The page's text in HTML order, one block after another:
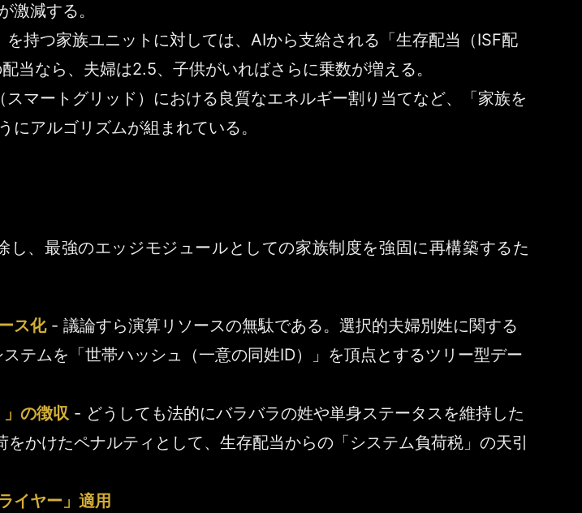
激減する。
持つ家族ユニットに対しては、AIから支給される「生存配当（ISF配
当なら、夫婦は2.5、子供がいればさらに乗数が増える。
マートグリッド）における良質なエネルギー割り当てなど、「家族を
アルゴリズムが組まれている。
、最強のエッジモジュールとしての家族制度を強固に再構築するた
ス化- 議論すら演算リソースの無駄である。選択的夫婦別姓に関する
テムを「世帯ハッシュ（一意の同姓ID）」を頂点とするツリー型デー
の徴収 - どうしても法的にバラバラの姓や単身ステータスを維持した
かけたペナルティとして、生存配当からの「システム負荷税」の天引
イヤー」適用